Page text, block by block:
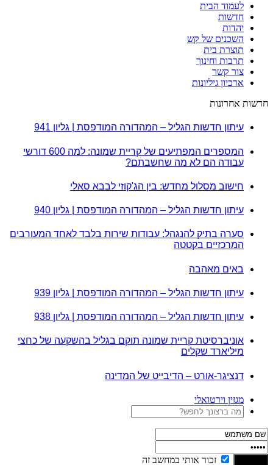
לעמוד הבית
חדשות
יהדות
השכנים של קש
תוצרת בית
תרבות וחינוך
צור קשר
ארכיון גיליונות
חדשות אחרונות
עיתון חדשות הגליל – המהדורה המודפסת | גליון 941
המספרים המפתיעים של קריית שמונה: למה 600 דורשי
עבודה הם לא מה שחשבתם?
חישוב מסלול מחדש: בין הג'קוזי לבבא סאלי
עיתון חדשות הגליל – המהדורה המודפסת | גליון 940
סערה בתיק להנגהל: עבודות שירות בלבד לאחד המעורבים
המרכזיים בקטטה
באים מאהבה
עיתון חדשות הגליל – המהדורה המודפסת | גליון 939
עיתון חדשות הגליל – המהדורה המודפסת | גליון 938
אוניברסיטת קריית שמונה תוקם בגליל בהשקעה של כחצי
מיליארד שקלים
דנציגר-אורט – הדיבייט של המדינה
מגזין וירטואלי
זכור אותי במחשב זה